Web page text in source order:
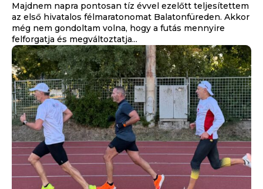
Majdnem napra pontosan tíz évvel ezelőtt teljesítettem
az első hivatalos félmaratonomat Balatonfüreden. Akkor
még nem gondoltam volna, hogy a futás mennyire
felforgatja és megváltoztatja...